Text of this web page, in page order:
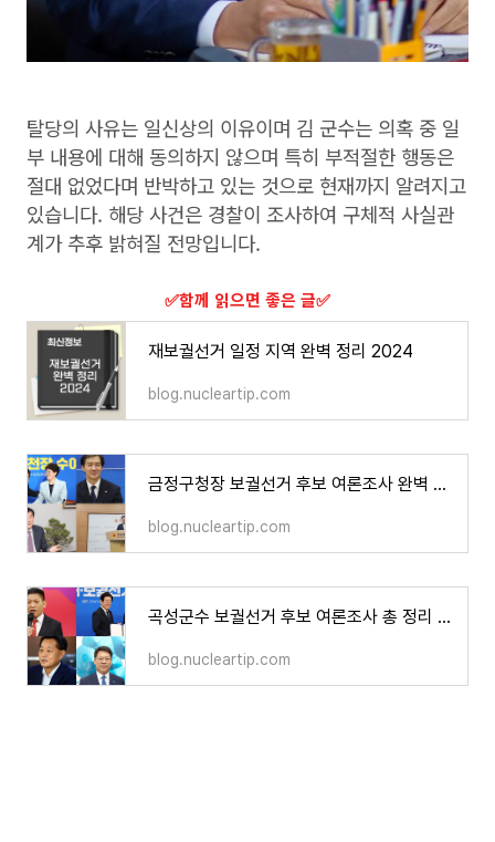
탈당의 사유는 일신상의 이유이며 김 군수는 의혹 중 일
부 내용에 대해 동의하지 않으며 특히 부적절한 행동은
절대 없었다며 반박하고 있는 것으로 현재까지 알려지고
있습니다. 해당 사건은 경찰이 조사하여 구체적 사실관
계가 추후 밝혀질 전망입니다.
​✅함께 읽으면 좋은 글​✅
재보궐선거 일정 지역 완벽 정리 2024
blog.nucleartip.com
금정구청장 보궐선거 후보 여론조사 완벽 정리 2024
blog.nucleartip.com
곡성군수 보궐선거 후보 여론조사 총 정리 2024
blog.nucleartip.com